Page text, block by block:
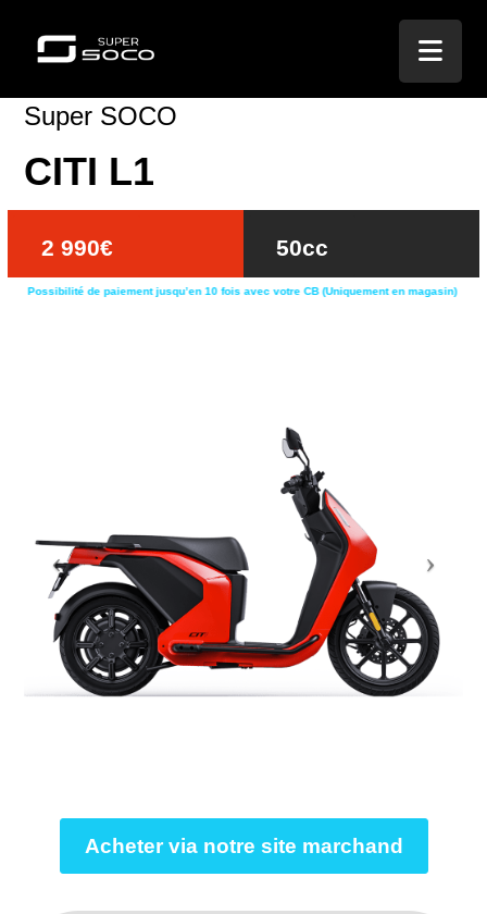
Super SOCO
CITI L1
2 990€ 50cc
Possibilité de paiement jusqu’en 10 fois avecvotre CB (Uniquement en magasin)
Acheter via notre site marchand